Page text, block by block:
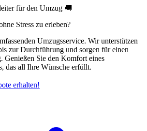
für den Umzug 🚚
Stress zu erleben?
Umzugsservice. Wir unterstützen
zur Durchführung und sorgen für einen
Genießen Sie den Komfort eines
das all Ihre Wünsche erfüllt.
erhalten!